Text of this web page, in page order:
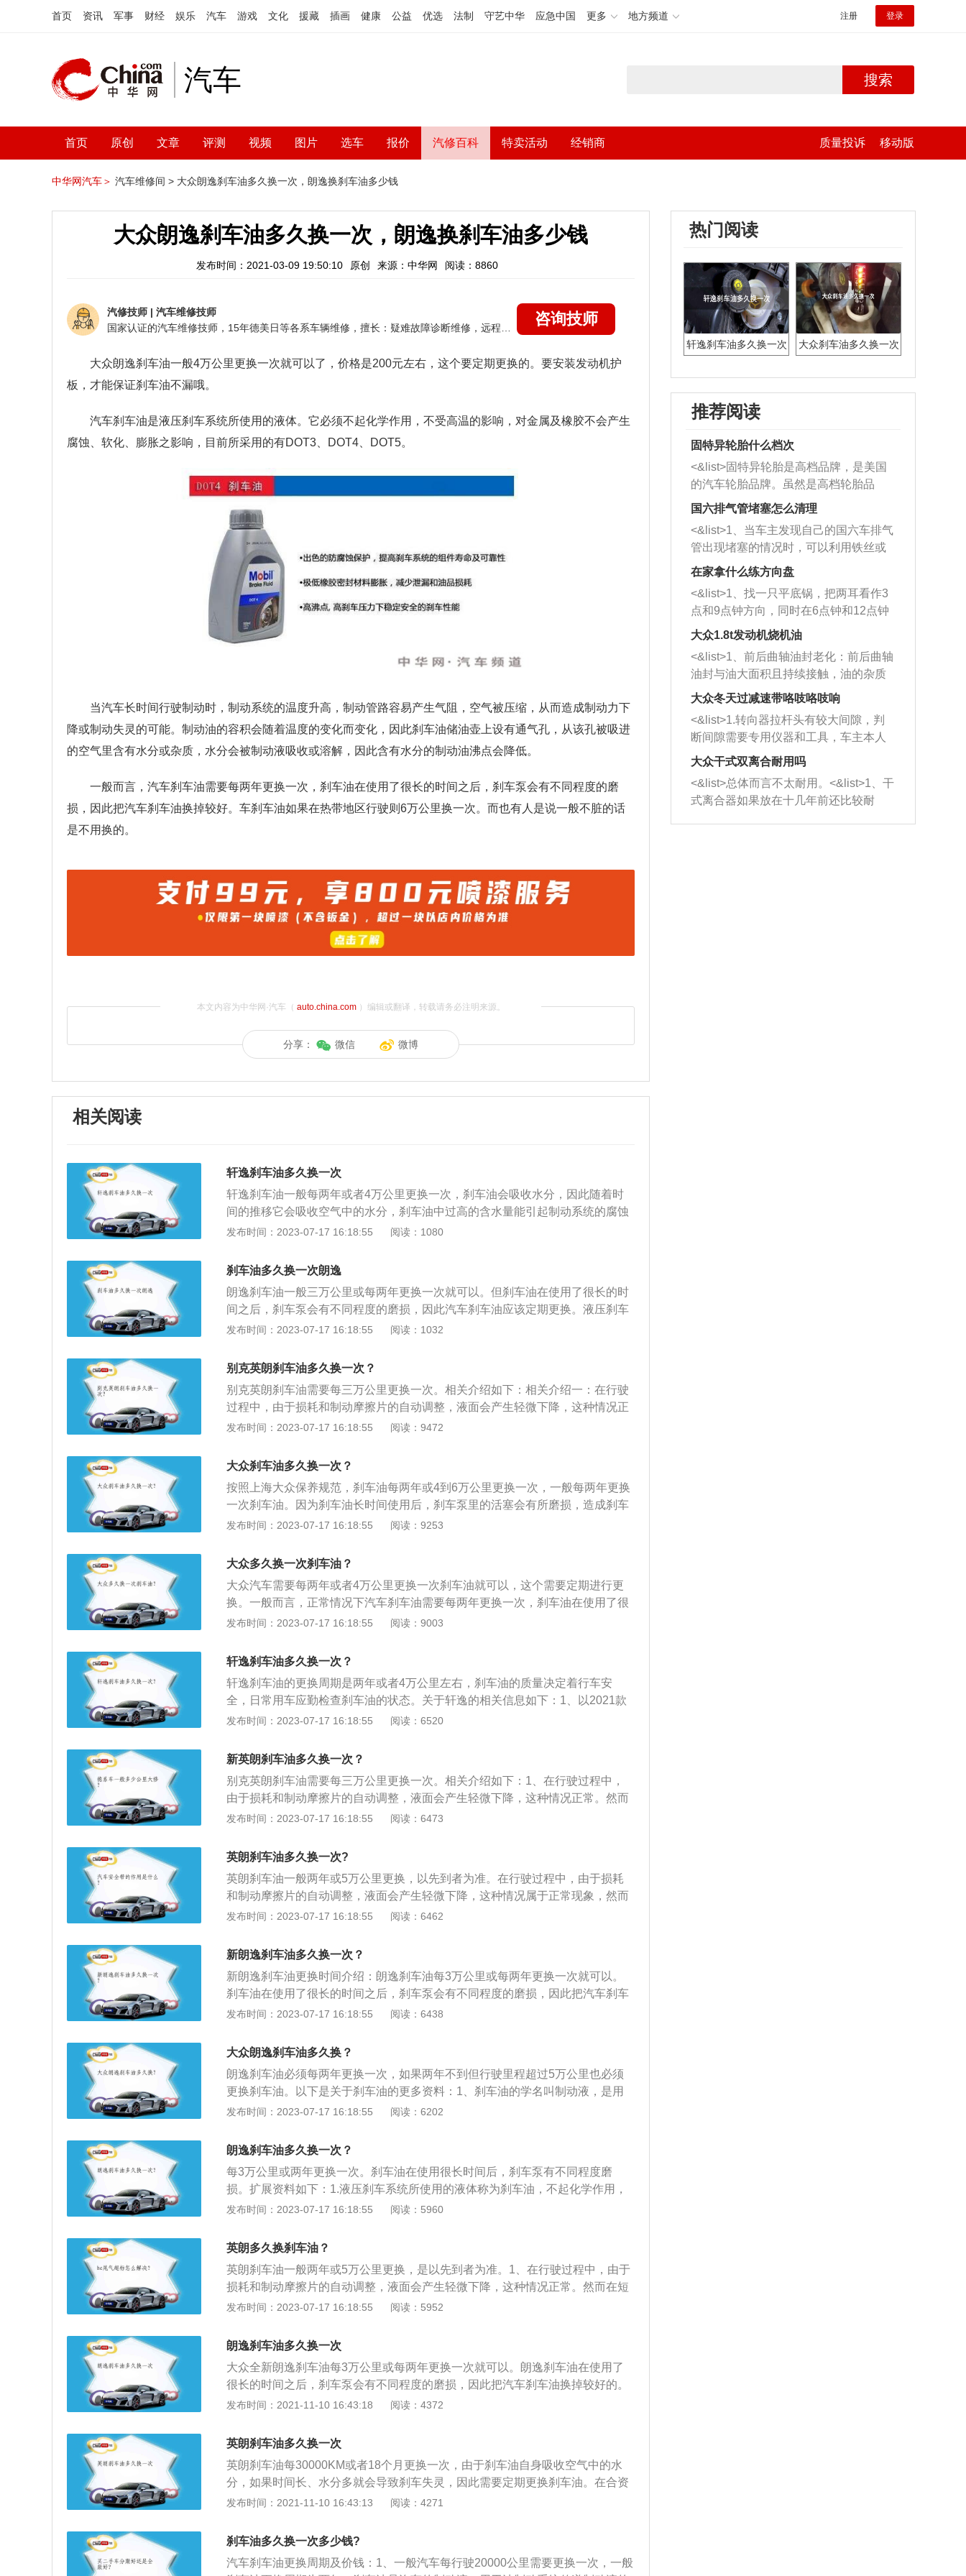
首页 资讯 军事 财经 娱乐 汽车 游戏 文化 援藏 插画 健康 公益 优选 法制 守艺中华 应急中国 更多 地方频道 注册 登录
汽车 搜索
首页 原创 文章 评测 视频 图片 选车 报价 汽修百科 特卖活动 经销商 质量投诉 移动版
中华网汽车＞ 汽车维修间 > 大众朗逸刹车油多久换一次，朗逸换刹车油多少钱
大众朗逸刹车油多久换一次，朗逸换刹车油多少钱
发布时间：2021-03-09 19:50:10 原创 来源：中华网 阅读：8860
汽修技师 | 汽车维修技师
咨询技师
大众朗逸刹车油一般4万公里更换一次就可以了，价格是200元左右，这个要定期更换的。要安装发动机护
板，才能保证刹车油不漏哦。
汽车刹车油是液压刹车系统所使用的液体。它必须不起化学作用，不受高温的影响，对金属及橡胶不会产生
腐蚀、软化、膨胀之影响，目前所采用的有DOT3、DOT4、DOT5。
当汽车长时间行驶制动时，制动系统的温度升高，制动管路容易产生气阻，空气被压缩，从而造成制动力下
降或制动失灵的可能。制动油的容积会随着温度的变化而变化，因此刹车油储油壶上设有通气孔，从该孔被吸进
的空气里含有水分或杂质，水分会被制动液吸收或溶解，因此含有水分的制动油沸点会降低。
一般而言，汽车刹车油需要每两年更换一次，刹车油在使用了很长的时间之后，刹车泵会有不同程度的磨
损，因此把汽车刹车油换掉较好。车刹车油如果在热带地区行驶则6万公里换一次。而也有人是说一般不脏的话
是不用换的。
本文内容为中华网·汽车（ auto.china.com）编辑或翻译，转载请务必注明来源。
分享： 微信 微博
相关阅读
轩逸刹车油多久换一次
轩逸刹车油一般每两年或者4万公里更换一次，刹车油会吸收水分，因此随着时
间的推移它会吸收空气中的水分，刹车油中过高的含水量能引起制动系统的腐蚀
损伤，影响制动效果，所以需要定期更换。刹车油的质量决定行车安全，日常用
低温状态下具有良好的流动性；2、汽车刹车油的沸点极高，在高温的状态下不
会产生气阻；3、汽车刹车油使用的时候，你会发觉它的品质变化很小，不会引
发金属和橡胶的侵蚀。
发布时间：2023-07-17 16:18:55 阅读：1080
刹车油多久换一次朗逸
朗逸刹车油一般三万公里或每两年更换一次就可以。但刹车油在使用了很长的时
间之后，刹车泵会有不同程度的磨损，因此汽车刹车油应该定期更换。液压刹车
系统所使用的液体称为刹车油，刹车油必须不起化学作用，不受高温的影响，对
DOT5。刹车油介绍：刹车油作为汽车制动系统中直接传递制动压力的介质，其
性能的好坏将直接影响着汽车制动力的好坏。而因为刹车油本身是具有吸水性
的，所以在使用过程中刹车油会不断吸收周围空气中的水分，如果刹车油在制动
系统中存留的时间过长，吸收水分的量足够高的话，那么在制动时，制动系统中
的管路可能会产生气阻，从而影响制动效果，严重时甚至会造成制动系统的完全
发布时间：2023-07-17 16:18:55 阅读：1032
别克英朗刹车油多久换一次？
别克英朗刹车油需要每三万公里更换一次。相关介绍如下：相关介绍一：在行驶
过程中，由于损耗和制动摩擦片的自动调整，液面会产生轻微下降，这种情况正
常。然而在短时间内，容器内液体明显下降或降低至MIN标记以下，则可能是制
介绍二：英朗刹车油牌号为DOT-404，刹车油会吸收水份。因此随着时间的推移
它会吸收周围空气中的水份。刹车油吸入水分或有杂质时，应及时更换或过滤，
否则会造成制动压力不足，影响制动效果。由于华南天气总体较为潮湿，这点尤
为重要。车辆制动出现跑偏时，这时也应选择质量比较好的刹车油更换。
发布时间：2023-07-17 16:18:55 阅读：9472
大众刹车油多久换一次？
按照上海大众保养规范，刹车油每两年或4到6万公里更换一次，一般每两年更换
一次刹车油。因为刹车油长时间使用后，刹车泵里的活塞会有所磨损，造成刹车
油混浊，因此需要定期更换。刹车油变质：大众汽车内的刹车油会吸收空气中的
发动机的制动性能，可能会导致汽车制动能力消失。刹车油液位过低：刹车油在
汽车的制动系统中非常重要，液位过低会导致大众汽车的动力不足或失去制动
力，故障灯会亮起，此时需要及时补充刹车油。选购刹车油：在购买刹车油时一
定要选择符合机动车辆制动液标准的产品，保证刹车油在高温、严寒、高速、湿
热等工况条件下也能灵活传递制动力；能够有效润滑刹车系统的运动部件，延长
发布时间：2023-07-17 16:18:55 阅读：9253
大众多久换一次刹车油？
大众汽车需要每两年或者4万公里更换一次刹车油就可以，这个需要定期进行更
换。一般而言，正常情况下汽车刹车油需要每两年更换一次，刹车油在使用了很
长的时间之后，刹车泵会有不同程度的磨损，因此把汽车刹车油换掉较好。刹车
胀性、防锈性，其更换周期与汽车在行驶过程的刹车以及车辆的制动系统有关，
刹车油具有吸水特性，如果长时间不更换，行车的安全系数便会降低。注意事
项：汽车刹车油是液压刹车系统所使用的液体。它必须不起化学作用，不受高温
的影响，对金属及橡胶不会产生腐蚀、软化、膨胀之影响。
发布时间：2023-07-17 16:18:55 阅读：9003
轩逸刹车油多久换一次？
轩逸刹车油的更换周期是两年或者4万公里左右，刹车油的质量决定着行车安
全，日常用车应勤检查刹车油的状态。关于轩逸的相关信息如下：1、以2021款
轩逸为例，其是一款紧凑型车，车身尺寸是：长4631mm、宽1760mm、高1503
悬架是麦弗逊式独立悬架，后悬架是扭力梁式非独立悬架，其搭载了1.6l自然吸
气发动机，最大马力是122ps，最大扭矩是155nm，最大功率是90kw，与其匹配
的是5挡手动变速箱。
发布时间：2023-07-17 16:18:55 阅读：6520
新英朗刹车油多久换一次？
别克英朗刹车油需要每三万公里更换一次。相关介绍如下：1、在行驶过程中，
由于损耗和制动摩擦片的自动调整，液面会产生轻微下降，这种情况正常。然而
在短时间内，容器内液体明显下降或降低至MIN标记以下，则可能是制动系统渗
油牌号为DOT-404，刹车油会吸收水份。因此随着时间的推移它会吸收周围空气
中的水份。刹车油吸入水分或有杂质时，应及时更换或过滤，否则会造成制动压
力不足，影响制动效果。由于华南天气总体较为潮湿，这点尤为重要。车辆制动
出现跑偏时，这时也应选择质量比较好的刹车油更换。
发布时间：2023-07-17 16:18:55 阅读：6473
英朗刹车油多久换一次?
英朗刹车油一般两年或5万公里更换，以先到者为准。在行驶过程中，由于损耗
和制动摩擦片的自动调整，液面会产生轻微下降，这种情况属于正常现象，然而
在短时间内，容器内液体明显下降或降低至MIN标记以下，可能是制动系统渗
质，也会因吸入水分，导致沸点降低，很容易造成刹车失灵危及行车安全，因此
必须定时更换。2、刹车油不要混合使用：对有特殊要求的制动系统，应加注特
定牌号的刹车油。因为不同品牌和不同类型的刹车油的配方不同，混合刹车油会
造成刹车油性指标下降。3、在更换刹车油时，一定要把原来的刹车油清洗干
净，再加入新换的制动液。4、换刹车油不可混入空气：换刹车油混入的空气会
发布时间：2023-07-17 16:18:55 阅读：6462
新朗逸刹车油多久换一次？
新朗逸刹车油更换时间介绍：朗逸刹车油每3万公里或每两年更换一次就可以。
刹车油在使用了很长的时间之后，刹车泵会有不同程度的磨损，因此把汽车刹车
油换掉较好。以下是关于汽车刹车油的相关介绍：1、刹车油作为汽车制动系统
因为刹车油本身具有吸水性，所以在使用过程中刹车油会不断吸收周围空气中的
水分。2、如果刹车油在制动系统中存留的时间过长，吸收水分的量足够高，那
么在制动时，制动系统中的管路可能会产生气阻，从而影响制动效果，严重时甚
至会造成制动系统的完全失效。所以为了自身行车安全，汽车刹车油应严格根据
要求定期更换。
发布时间：2023-07-17 16:18:55 阅读：6438
大众朗逸刹车油多久换？
朗逸刹车油必须每两年更换一次，如果两年不到但行驶里程超过5万公里也必须
更换刹车油。以下是关于刹车油的更多资料：1、刹车油的学名叫制动液，是用
于汽车液压制动系统的液体。当车主踩刹车时，从脚踏板上踩下去的力量，由刹
辆前进的目的，当停止刹车时，返回弹簧拉回摩擦片到原来的位置。2、由于刹
车油的成分所致，它具有很强的吸水性，也就是说会自动吸收空气中的水分。水
的含量的增加，会导致刹车油沸点降低，刹车油就更容易到达沸点，从而产生气
泡造成刹车失效。而且长时间使用的刹车油，会产生大量杂质，这些都会使刹车
性能下降，甚至损坏刹车系统。
发布时间：2023-07-17 16:18:55 阅读：6202
朗逸刹车油多久换一次？
每3万公里或两年更换一次。刹车油在使用很长时间后，刹车泵有不同程度磨
损。扩展资料如下：1.液压刹车系统所使用的液体称为刹车油，不起化学作用，
不受高温影响，对金属及橡胶不会产生腐蚀、软化、膨胀之影响，目前所采用的
质，其性能的好坏影响汽车制动力的好坏。因刹车油本身具有吸水性，在使用过
程中刹车油会不断吸收周围空气中水分。3.若刹车油在制动系统中存留时间过
长，吸收水分的量够高，制动系统中的管路会产生气阻，影响制动效果，严重会
造成制动系统完全失效。
发布时间：2023-07-17 16:18:55 阅读：5960
英朗多久换刹车油？
英朗刹车油一般两年或5万公里更换，是以先到者为准。1、在行驶过程中，由于
损耗和制动摩擦片的自动调整，液面会产生轻微下降，这种情况正常。然而在短
时间内，容器内液体明显下降或降低至MIN标记以下，则可能是制动系统渗漏。
号为DOT404，刹车油会吸收水份。因此随着时间的推移它会吸收周围空气中的
水份。刹车油吸入水分或有杂质时，应及时更换或过滤，否则会造成制动压力不
足，影响制动效果。
发布时间：2023-07-17 16:18:55 阅读：5952
朗逸刹车油多久换一次
大众全新朗逸刹车油每3万公里或每两年更换一次就可以。朗逸刹车油在使用了
很长的时间之后，刹车泵会有不同程度的磨损，因此把汽车刹车油换掉较好的。
液压刹车系统所使用的液体称为刹车油，它必须不起化学作用，不受高温的影
OT4、DOT5。刹车油作为汽车制动系统中直接传递制动压力的介质，其性能的
好坏将直接影响着汽车制动力的好坏。而因为刹车油本身是具有吸水性的，所以
在使用过程中刹车油会不断吸收周围空气中的水分，如果刹车油在制动系统中存
留的时间过长，吸收水分的量足够高的话，那么在制动时，制动系统中的管路可
能会产生气阻，从而影响制动效果，严重时甚至会造成制动系统的完全失效。所
发布时间：2021-11-10 16:43:18 阅读：4372
英朗刹车油多久换一次
英朗刹车油每30000KM或者18个月更换一次，由于刹车油自身吸收空气中的水
分，如果时间长、水分多就会导致刹车失灵，因此需要定期更换刹车油。在合资
品牌中，别克英朗的销量一直都不低，国内轿车每月销量排行榜中前五的位置能
nect互联技术，以及优化驱动系统的环保等级，进一步降低颗粒物及气体污染物
的排放，以符合国六排放标准。内饰主打舒适，设计呼应外观的展翼式造型，搭
载别克全新一代的智能互联系统eConnect，带有智能语音，可实现导航目的地搜
发布时间：2021-11-10 16:43:13 阅读：4271
刹车油多久换一次多少钱?
汽车刹车油更换周期及价钱：1、一般汽车每行驶20000公里需要更换一次，一般
热门阅读
轩逸刹车油多久换一次 大众刹车油多久换一次
推荐阅读
固特异轮胎什么档次
<&list>固特异轮胎是高档品牌，是美国
的汽车轮胎品牌。虽然是高档轮胎品
牌，但是中高低端的轮胎都有生产，这
也是为了更好的开拓市场。
国六排气管堵塞怎么清理
<&list>1、当车主发现自己的国六车排气
管出现堵塞的情况时，可以利用铁丝或
者是细棍，直接将杂物给取出来，如果
堵塞情况比较严重，也可以采取应急措
施。 <&list>2、直接利用木棍将所有的
杂物推到排气管里面的位置处，然后将
三元催化器拆解开，就可以将堵塞的东
西取出来。但如果是因为积碳过多引起
的堵塞，就需要将三元催化器泡在草酸
洗剂对堵塞的情况得到解决，将清洗剂
放在燃油箱中，与燃油混合后，车辆启
动时，就可以和汽油一起进入到燃烧
室，最后形成废气排出，就可以让三元
催化器得到清洗，排气管堵塞的情况就
能够得到解决。
在家拿什么练方向盘
<&list>1、找一只平底锅，把两耳看作3
点和9点钟方向，同时在6点钟和12点钟
方向做一个标记。 <&list>2、双手握住
一圈半的练习，往右同样也要打相同的
圈数。 <&list>3、最后强调要反复练
习，这样就可以形成肌肉记忆，在真实
驾驶车辆时，不需要记忆也能打好方
向。
大众1.8t发动机烧机油
<&list>1、前后曲轴油封老化：前后曲轴
油封与油大面积且持续接触，油的杂质
和发动机内持续温度变化使其密封效果
逐渐减弱，导致渗油或漏油。<&list>2、
活塞间隙过大：积碳会使活塞环与缸体
的间隙扩大，导致机油流入燃烧室中，
造成烧机油。<&list>3、机油粘度。使用
机油粘度过小的话，同样会有烧机油现
象，机油粘度过小具有很好的流动性，
大众冬天过减速带咯吱咯吱响
<&list>1.转向器拉杆头有较大间隙，判
断间隙需要专用仪器和工具，车主本人
无法制作，需要将车辆送到修理厂或4s
店；<&list>2.车辆半轴套管防尘罩破
裂，破裂后会出现漏油现象，使半轴磨
损严重，磨损的半轴容易损坏，产生异
响；<&list>3.稳定器的转向胶套和球头
大众干式双离合耐用吗
<&list>总体而言不太耐用。<&list>1、干
式离合器如果放在十几年前还比较耐